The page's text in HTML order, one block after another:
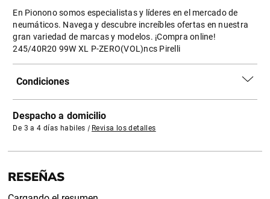
En Pionono somos especialistas y líderes en el mercado de
neumáticos. Navega y descubre increíbles ofertas en nuestra
gran variedad de marcas y modelos. ¡Compra online!
245/40R20 99W XL P-ZERO(VOL)ncs Pirelli
Condiciones
Despacho a domicilio
De 3 a 4 días habiles | Revisa los detalles